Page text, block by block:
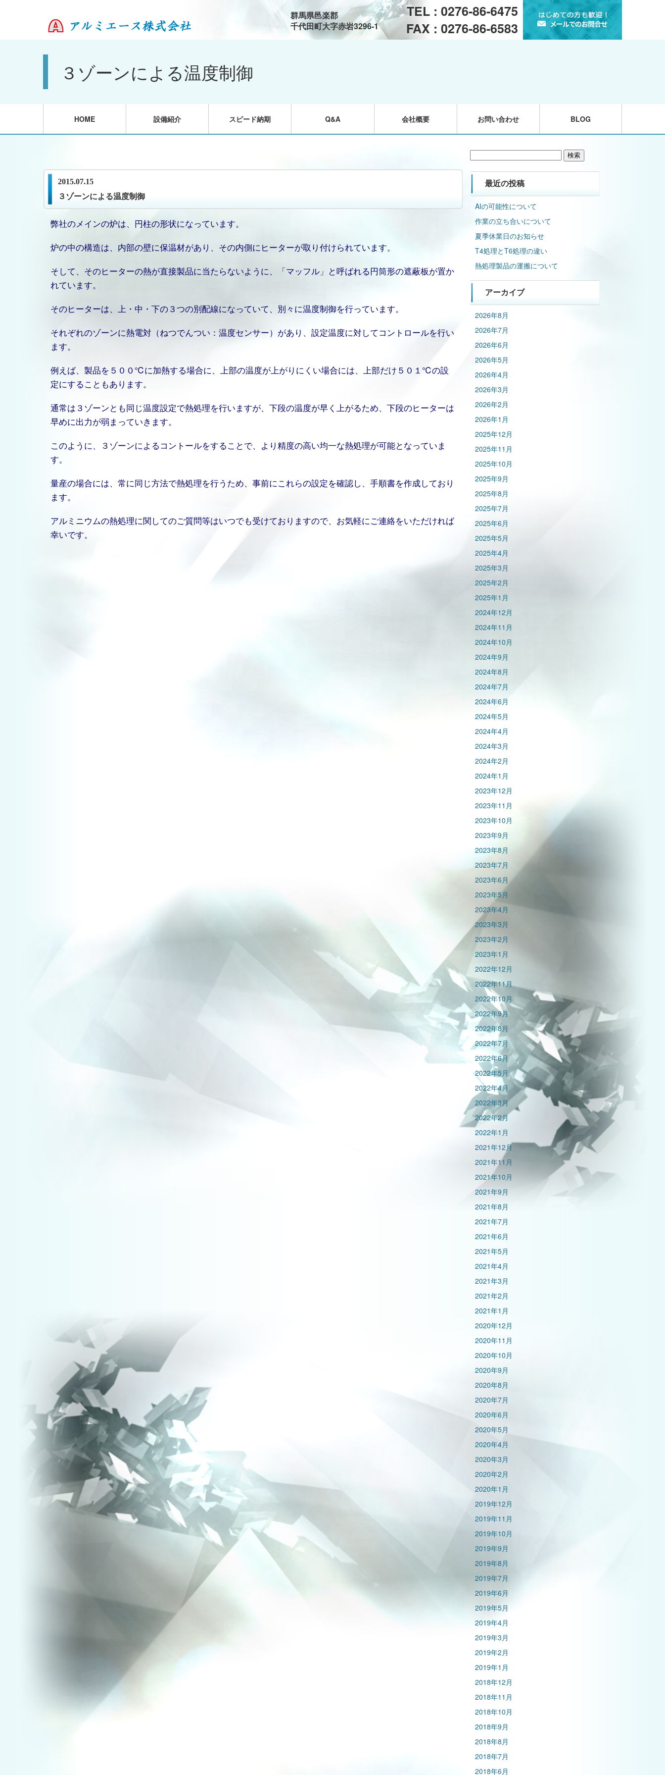
TEL : 0276-86-6475
FAX : 0276-86-6583
群馬県邑楽郡
千代田町大字赤岩3296-1
３ゾーンによる温度制御
HOME 設備紹介 スピード納期 Q&A 会社概要 お問い合わせ BLOG
2015.07.15
３ゾーンによる温度制御
弊社のメインの炉は、円柱の形状になっています。
炉の中の構造は、内部の壁に保温材があり、その内側にヒーターが取り付けられています。
そして、そのヒーターの熱が直接製品に当たらないように、「マッフル」と呼ばれる円筒形の遮蔽板が置か
れています。
そのヒーターは、上・中・下の３つの別配線になっていて、別々に温度制御を行っています。
それぞれのゾーンに熱電対（ねつでんつい：温度センサー）があり、設定温度に対してコントロールを行い
ます。
例えば、製品を５００℃に加熱する場合に、上部の温度が上がりにくい場合には、上部だけ５０１℃の設
定にすることもあります。
通常は３ゾーンとも同じ温度設定で熱処理を行いますが、下段の温度が早く上がるため、下段のヒーターは
早めに出力が弱まっていきます。
このように、３ゾーンによるコントールをすることで、より精度の高い均一な熱処理が可能となっていま
す。
量産の場合には、常に同じ方法で熱処理を行うため、事前にこれらの設定を確認し、手順書を作成しており
ます。
アルミニウムの熱処理に関してのご質問等はいつでも受けておりますので、お気軽にご連絡をいただければ
幸いです。
最近の投稿
AIの可能性について
作業の立ち合いについて
夏季休業日のお知らせ
T4処理とT6処理の違い
熱処理製品の運搬について
アーカイブ
2026年8月
2026年7月
2026年6月
2026年5月
2026年4月
2026年3月
2026年2月
2026年1月
2025年12月
2025年11月
2025年10月
2025年9月
2025年8月
2025年7月
2025年6月
2025年5月
2025年4月
2025年3月
2025年2月
2025年1月
2024年12月
2024年11月
2024年10月
2024年9月
2024年8月
2024年7月
2024年6月
2024年5月
2024年4月
2024年3月
2024年2月
2024年1月
2023年12月
2023年11月
2023年10月
2023年9月
2023年8月
2023年7月
2023年6月
2023年5月
2023年4月
2023年3月
2023年2月
2023年1月
2022年12月
2022年11月
2022年10月
2022年9月
2022年8月
2022年7月
2022年6月
2022年5月
2022年4月
2022年3月
2022年2月
2022年1月
2021年12月
2021年11月
2021年10月
2021年9月
2021年8月
2021年7月
2021年6月
2021年5月
2021年4月
2021年3月
2021年2月
2021年1月
2020年12月
2020年11月
2020年10月
2020年9月
2020年8月
2020年7月
2020年6月
2020年5月
2020年4月
2020年3月
2020年2月
2020年1月
2019年12月
2019年11月
2019年10月
2019年9月
2019年8月
2019年7月
2019年6月
2019年5月
2019年4月
2019年3月
2019年2月
2019年1月
2018年12月
2018年11月
2018年10月
2018年9月
2018年8月
2018年7月
2018年6月